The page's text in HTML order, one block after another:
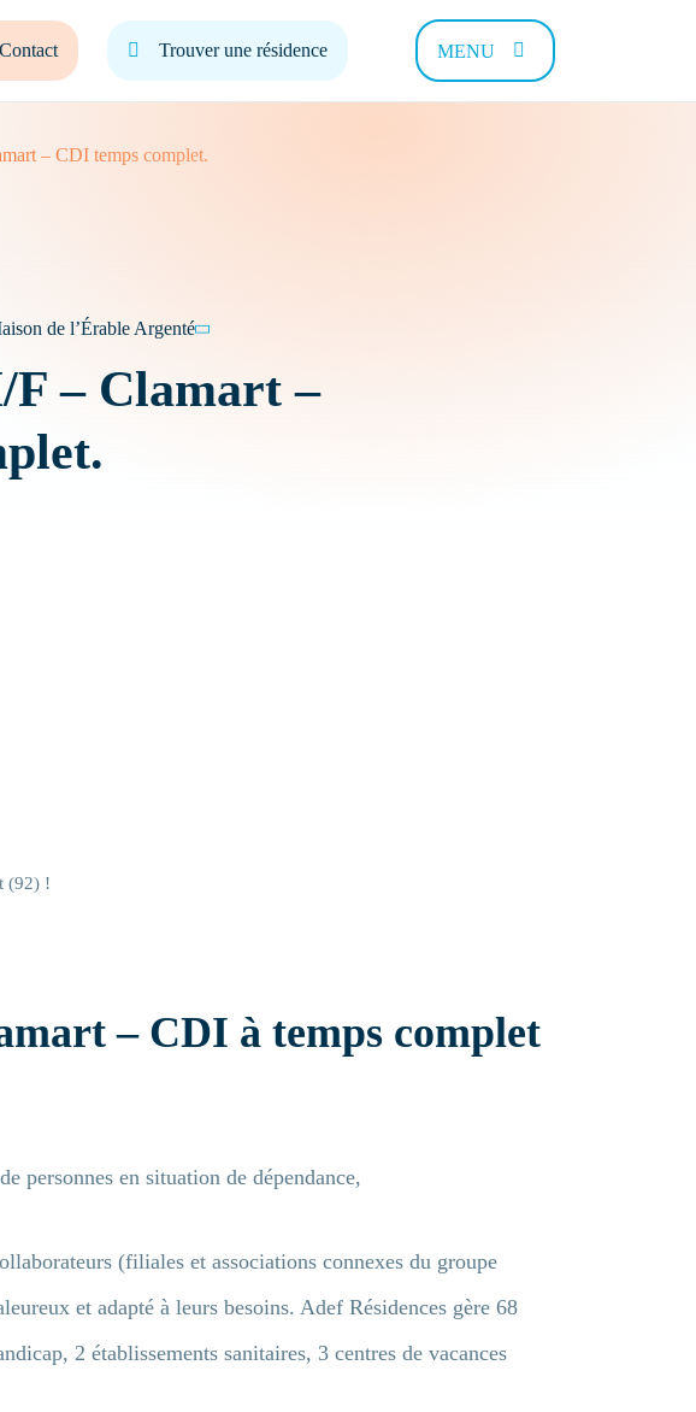
Contact Trouver une résidence MENU
– CDI temps complet.
de l’Érable Argenté
F – Clamart –
(92) !
– CDI à temps complet
personnes en situation de dépendance,
(filiales et associations connexes du groupe
et adapté à leurs besoins. Adef Résidences gère 68
2 établissements sanitaires, 3 centres de vacances
?
FAQ Contact